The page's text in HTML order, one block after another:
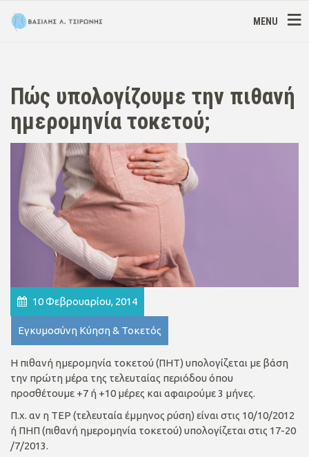
MENU
Πώς υπολογίζουμε την πιθανή
ημερομηνία τοκετού;
10 Φεβρουαρίου, 2014
Εγκυμοσύνη Κύηση & Τοκετός
Η πιθανή ημερομηνία τοκετού (ΠΗΤ) υπολογίζεται με βάση
την πρώτη μέρα της τελευταίας περιόδου όπου
προσθέτουμε +7 ή +10 μέρες και αφαιρούμε 3 μήνες.
Π.χ. αν η ΤΕΡ (τελευταία έμμηνος ρύση) είναι στις 10/10/2012
ή ΠΗΠ (πιθανή ημερομηνία τοκετού) υπολογίζεται στις 17-20
/7/2013.